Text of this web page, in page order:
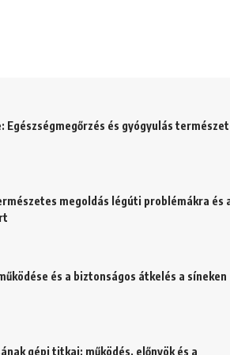
Egészségmegőrzés és gyógyulás
megoldás légúti problémákra és
és a biztonságos átkelés a síneken
gépi titkai: működés, előnyök és a